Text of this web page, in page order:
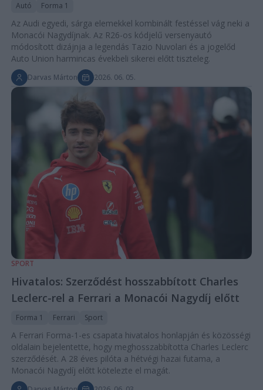
Autó Forma 1
Az Audi egyedi, sárga elemekkel kombinált festéssel vág neki a
Monacói Nagydíjnak. Az R26-os kódjelű versenyautó
módosított dizájnja a legendás Tazio Nuvolari és a jogelőd
Auto Union harmincas évekbeli sikerei előtt tiszteleg.
Darvas Márton 2026. 06. 05.
SPORT
Hivatalos: Szerződést hosszabbított Charles
Leclerc-rel a Ferrari a Monacói Nagydíj előtt
Forma 1 Ferrari Sport
A Ferrari Forma-1-es csapata hivatalos honlapján és közösségi
oldalain bejelentette, hogy meghosszabbította Charles Leclerc
szerződését. A 28 éves pilóta a hétvégi hazai futama, a
Monacói Nagydíj előtt kötelezte el magát.